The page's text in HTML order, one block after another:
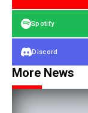
Spotify
Discord
More News